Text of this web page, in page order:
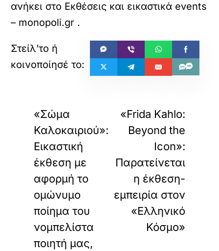
ανήκει στο Εκθέσεις και εικαστικά events
– monopoli.gr .
«Σώμα
Καλοκαιριού»:
Εικαστική
έκθεση με
αφορμή το
ομώνυμο
ποίημα του
νομπελίστα
ποιητή μας,
«Frida Kahlo:
Beyond the
Icon»:
Παρατείνεται
η έκθεση-
εμπειρία στον
«Ελληνικό
Κόσμο»